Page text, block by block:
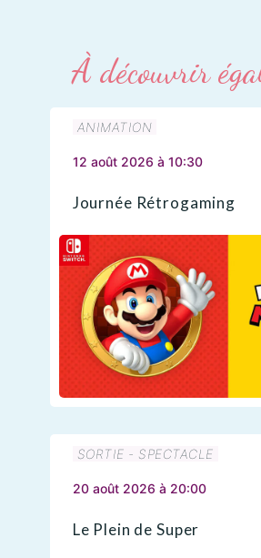
À découvrir
ANIMATION
12 août 2026 à 10:30
Journée Rétrogaming
SORTIE - SPECTACLE
20 août 2026 à 20:00
Le Plein de Super